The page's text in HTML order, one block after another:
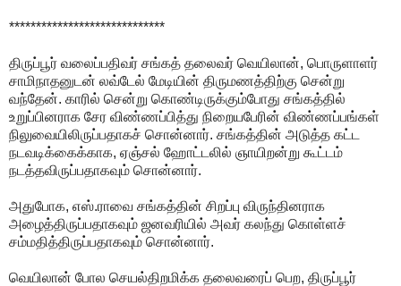
*****************************
திருப்பூர் வலைப்பதிவர் சங்கத் தலைவர் வெயிலான், பொருளாளர்
சாமிநாதனுடன் லவ்டேல் மேடியின் திருமணத்திற்கு சென்று
வந்தேன். காரில் சென்று கொண்டிருக்கும்போது சங்கத்தில்
உறுப்பினராக சேர விண்ணப்பித்து நிறையபேரின் விண்ணப்பங்கள்
நிலுவையிலிருப்பதாகச் சொன்னார். சங்கத்தின் அடுத்த கட்ட
நடவடிக்கைக்காக, ஏஞ்சல் ஹோட்டலில் ஞாயிறன்று கூட்டம்
நடத்தவிருப்பதாகவும் சொன்னார்.
அதுபோக, எஸ்.ராவை சங்கத்தின் சிறப்பு விருந்தினராக
அழைத்திருப்பதாகவும் ஜனவரியில் அவர் கலந்து கொள்ளச்
சம்மதித்திருப்பதாகவும் சொன்னார்.
வெயிலான் போல செயல்திறமிக்க தலைவரைப் பெற, திருப்பூர்